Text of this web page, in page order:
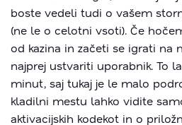
boste vedeli tudi o vašem
(ne le o celotni vsoti). Če
od kazina in začeti se igrati na
najprej ustvariti uporabnik. To
minut, saj tukaj je le malo
kladilni mestu lahko vidite
aktivacijskih kodekot in o